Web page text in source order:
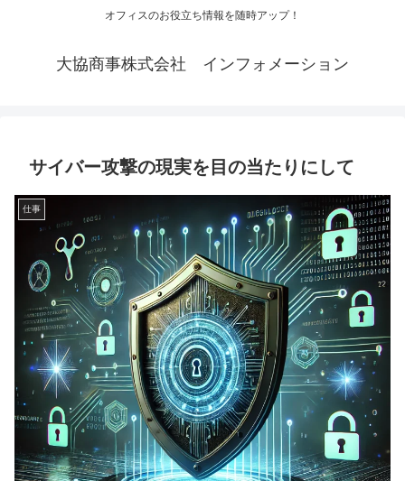
オフィスのお役立ち情報を随時アップ！
大協商事株式会社 インフォメーション
サイバー攻撃の現実を目の当たりにして
仕事